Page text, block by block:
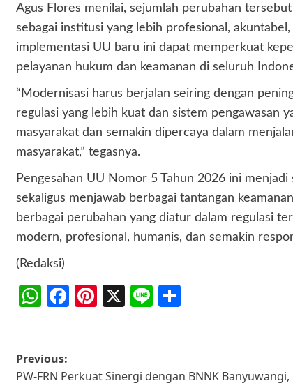
Agus Flores menilai, sejumlah perubahan
sebagai institusi yang lebih profesional,
implementasi UU baru ini dapat memperkuat
pelayanan hukum dan keamanan di seluruh
“Modernisasi harus berjalan seiring dengan
regulasi yang lebih kuat dan sistem pengawasan
masyarakat dan semakin dipercaya dalam
masyarakat,” tegasnya.
Pengesahan UU Nomor 5 Tahun 2026 ini
sekaligus menjawab berbagai tantangan
berbagai perubahan yang diatur dalam regulasi
modern, profesional, humanis, dan semakin
(Redaksi)
WhatsApp
Facebook
Pinterest
X Line
Post
Previous:
PW-FRN Perkuat Sinergi dengan BNNK Banyuwangi,